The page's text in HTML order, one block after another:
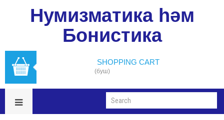
Нумизматика һәм
Бонистика
SHOPPING CART
(буш)